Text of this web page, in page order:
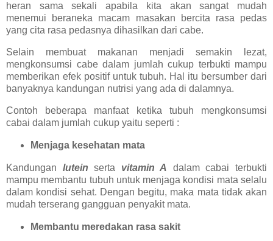
heran sama sekali apabila kita akan sangat mudah
menemui beraneka macam masakan bercita rasa pedas
yang cita rasa pedasnya dihasilkan dari cabe.
Selain membuat makanan menjadi semakin lezat,
mengkonsumsi cabe dalam jumlah cukup terbukti mampu
memberikan efek positif untuk tubuh. Hal itu bersumber dari
banyaknya kandungan nutrisi yang ada di dalamnya.
Contoh beberapa manfaat ketika tubuh mengkonsumsi
cabai dalam jumlah cukup yaitu seperti :
Menjaga kesehatan mata
Kandungan luteinserta vitamin A dalam cabai terbukti
mampu membantu tubuh untuk menjaga kondisi mata selalu
dalam kondisi sehat. Dengan begitu, maka mata tidak akan
mudah terserang gangguan penyakit mata.
Membantu meredakan rasa sakit